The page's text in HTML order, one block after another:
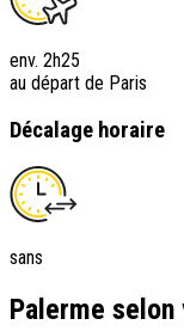
env. 2h25
au départ de Paris
Décalage horaire
sans
Palerme selon